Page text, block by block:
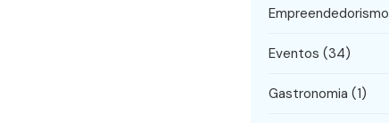
Empreendedorismo
Eventos (34)
Gastronomia (1)